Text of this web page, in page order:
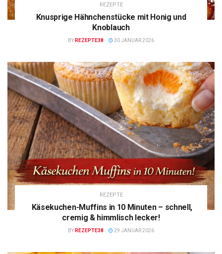
REZEPTE
Knusprige Hähnchenstücke mit Honig und
Knoblauch
BY REZEPTE38 30 JANUAR 2026
REZEPTE
Käsekuchen-Muffins in 10 Minuten – schnell,
cremig & himmlisch lecker!
BY REZEPTE38 29 JANUAR 2026